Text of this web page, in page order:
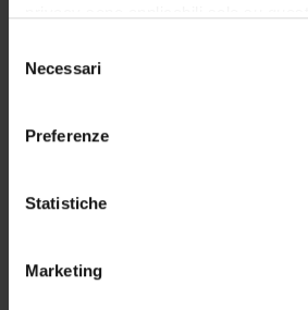
modificare o revocare il proprio
momento dalla Dichiarazione sui
raccogliere informazioni sulla
geografica, con
Identificare il tuo dispositivo,
delNecessari
Preferenze
Statistiche
Marketing
Leonardo Mancini
Professore associato
Cultore della materia
AREE DI RICERCA COINVOLTE DAL